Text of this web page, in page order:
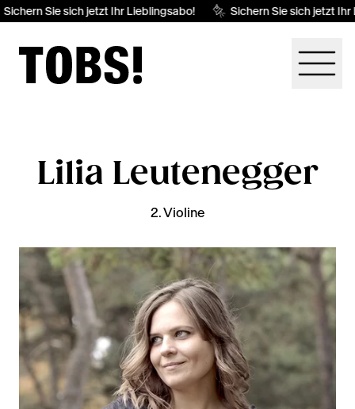
Sichern Sie sich jetzt Ihr Lieblingsabo! Sichern Sie sich jetzt Ihr
Lilia Leutenegger
2. Violine